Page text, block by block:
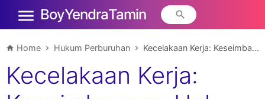
Boy Yendra Tamin
Home Hukum Perburuhan Kecelakaan Kerja: Keseimbangan Hak dan Kewajiban Pengusaha dan Pekerja
Kecelakaan Kerja: